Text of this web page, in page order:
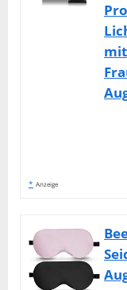
* Anzeige